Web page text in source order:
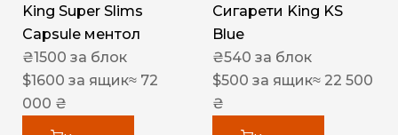
King Super Slims
Capsule ментол
₴1500 за блок
$1600 за ящик≈ 72
000 ₴
Сигарети King KS
Blue
₴540 за блок
$500 за ящик≈ 22 500
₴